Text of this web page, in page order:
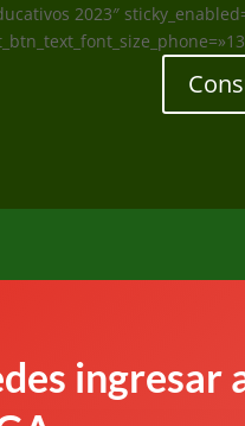
2023″
ingresar